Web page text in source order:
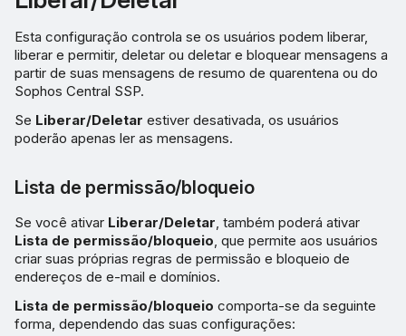
Esta configuração controla se os usuários podem liberar,
liberar e permitir, deletar ou deletar e bloquear mensagens a
partir de suas mensagens de resumo de quarentena ou do
Sophos Central SSP.
Se Liberar/Deletar estiver desativada, os usuários
poderão apenas ler as mensagens.
Lista de permissão/bloqueio
Se você ativar Liberar/Deletar, também poderá ativar
Lista de permissão/bloqueio, que permite aos usuários
criar suas próprias regras de permissão e bloqueio de
endereços de e-mail e domínios.
Lista de permissão/bloqueio comporta-se da seguinte
forma, dependendo das suas configurações: